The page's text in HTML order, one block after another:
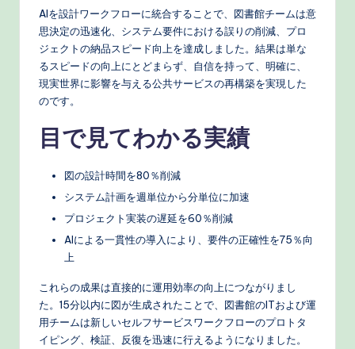
W
o
M
AIを設計ワークフローに統合することで、図書館チームは意
思決定の迅速化、システム要件における誤りの削減、プロ
ジェクトの納品スピード向上を達成しました。結果は単な
るスピードの向上にとどまらず、自信を持って、明確に、
現実世界に影響を与える公共サービスの再構築を実現した
のです。
目で見てわかる実績
図の設計時間を80％削減
システム計画を週単位から分単位に加速
プロジェクト実装の遅延を60％削減
AIによる一貫性の導入により、要件の正確性を75％向
上
これらの成果は直接的に運用効率の向上につながりまし
た。15分以内に図が生成されたことで、図書館のITおよび運
用チームは新しいセルフサービスワークフローのプロトタ
イピング、検証、反復を迅速に行えるようになりました。